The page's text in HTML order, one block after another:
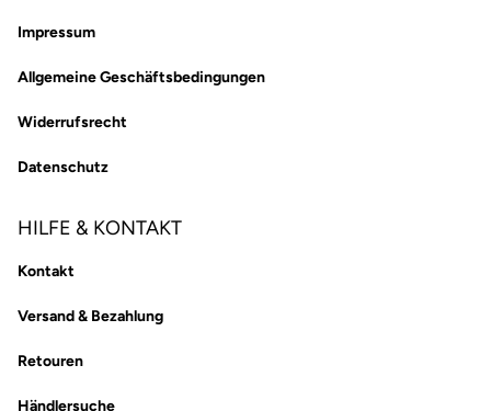
Impressum
Allgemeine Geschäftsbedingungen
Widerrufsrecht
Datenschutz
HILFE & KONTAKT
Kontakt
Versand & Bezahlung
Retouren
Händlersuche